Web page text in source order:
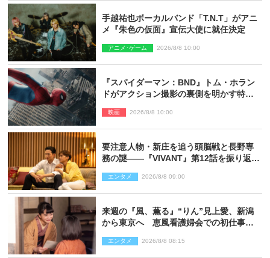
手越祐也ボーカルバンド「T.N.T」がアニ
メ『朱色の仮面』宣伝大使に就任決定
アニメ･ゲーム 2026/8/8 10:00
『スパイダーマン：BND』トム・ホラン
ドがアクション撮影の裏側を明かす特別
映画 2026/8/8 10:00
要注意人物・新庄を追う頭脳戦と長野専
務の謎――『VIVANT』第12話を振り返
エンタメ 2026/8/8 09:00
来週の『風、薫る』“りん”見上愛、新潟
から東京へ 恵風看護婦会での初仕事に
エンタメ 2026/8/8 08:15